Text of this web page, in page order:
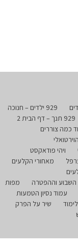
929 ילדים – חנוכה
929 תנך – דף הבית 2
כמה צוררים
ויהי פודאקסט
מאחורי הקלעים
השבוע וההפטרה
מפות
עמוד נסיון הטמעות
שיר על הפרק